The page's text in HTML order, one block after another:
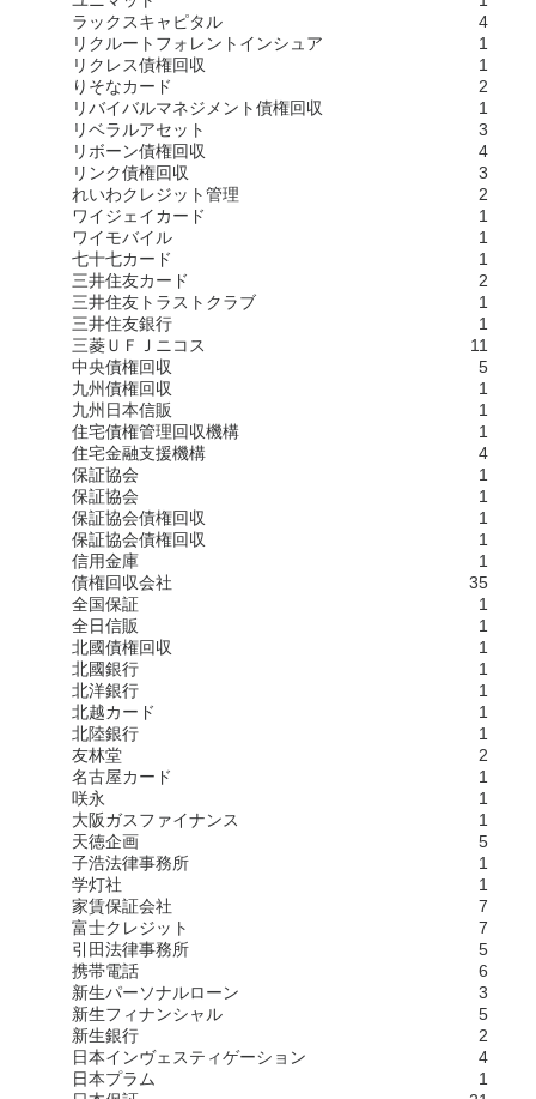
ラックスキャピタル
4
リクルートフォレントインシュア
1
リクレス債権回収
1
りそなカード
2
リバイバルマネジメント債権回収
1
リベラルアセット
3
リボーン債権回収
4
リンク債権回収
3
れいわクレジット管理
2
ワイジェイカード
1
ワイモバイル
1
七十七カード
1
三井住友カード
2
三井住友トラストクラブ
1
三井住友銀行
1
三菱ＵＦＪニコス
11
中央債権回収
5
九州債権回収
1
九州日本信販
1
住宅債権管理回収機構
1
住宅金融支援機構
4
保証協会
1
保証協会
1
保証協会債権回収
1
保証協会債権回収
1
信用金庫
1
債権回収会社
35
全国保証
1
全日信販
1
北國債権回収
1
北國銀行
1
北洋銀行
1
北越カード
1
北陸銀行
1
友林堂
2
名古屋カード
1
咲永
1
大阪ガスファイナンス
1
天徳企画
5
子浩法律事務所
1
学灯社
1
家賃保証会社
7
富士クレジット
7
引田法律事務所
5
携帯電話
6
新生パーソナルローン
3
新生フィナンシャル
5
新生銀行
2
日本インヴェスティゲーション
4
日本プラム
1